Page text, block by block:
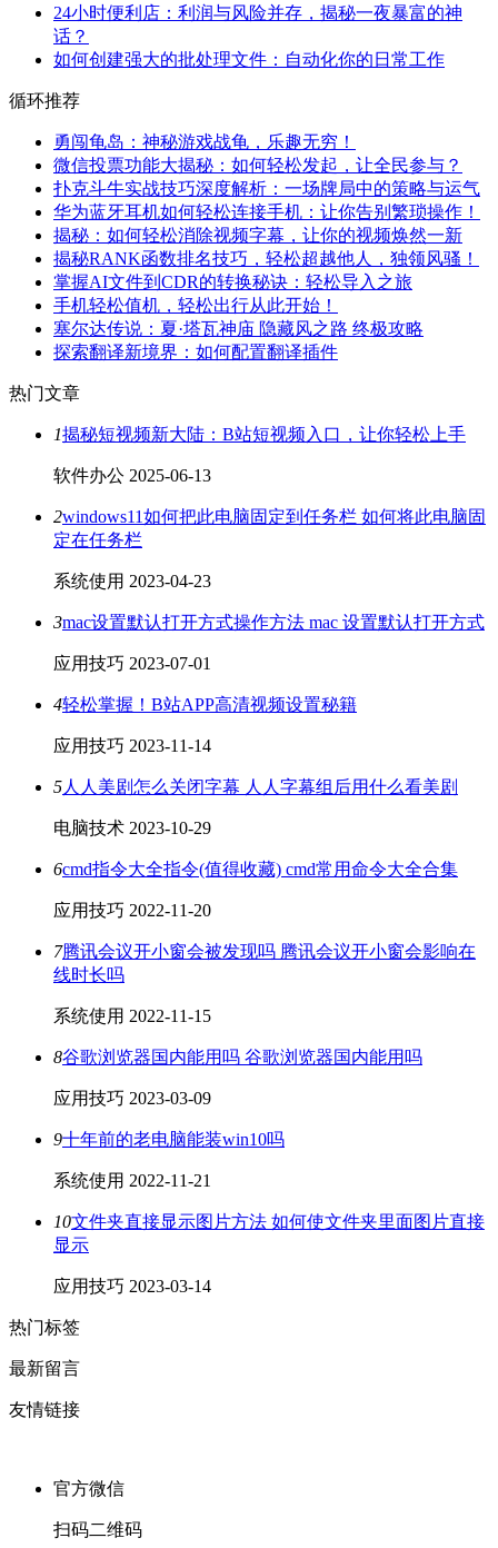
24小时便利店：利润与风险并存，揭秘一夜暴富的神
话？
如何创建强大的批处理文件：自动化你的日常工作
循环推荐
勇闯龟岛：神秘游戏战龟，乐趣无穷！
微信投票功能大揭秘：如何轻松发起，让全民参与？
扑克斗牛实战技巧深度解析：一场牌局中的策略与运气
华为蓝牙耳机如何轻松连接手机：让你告别繁琐操作！
揭秘：如何轻松消除视频字幕，让你的视频焕然一新
揭秘RANK函数排名技巧，轻松超越他人，独领风骚！
掌握AI文件到CDR的转换秘诀：轻松导入之旅
手机轻松值机，轻松出行从此开始！
塞尔达传说：夏·塔瓦神庙 隐藏风之路 终极攻略
探索翻译新境界：如何配置翻译插件
热门文章
1揭秘短视频新大陆：B站短视频入口，让你轻松上手
软件办公 2025-06-13
2windows11如何把此电脑固定到任务栏 如何将此电脑固
定在任务栏
系统使用 2023-04-23
3mac设置默认打开方式操作方法 mac 设置默认打开方式
应用技巧 2023-07-01
4轻松掌握！B站APP高清视频设置秘籍
应用技巧 2023-11-14
5人人美剧怎么关闭字幕 人人字幕组后用什么看美剧
电脑技术 2023-10-29
6cmd指令大全指令(值得收藏) cmd常用命令大全合集
应用技巧 2022-11-20
7腾讯会议开小窗会被发现吗 腾讯会议开小窗会影响在
线时长吗
系统使用 2022-11-15
8谷歌浏览器国内能用吗 谷歌浏览器国内能用吗
应用技巧 2023-03-09
9十年前的老电脑能装win10吗
系统使用 2022-11-21
10文件夹直接显示图片方法 如何使文件夹里面图片直接
显示
应用技巧 2023-03-14
热门标签
最新留言
友情链接
官方微信
扫码二维码